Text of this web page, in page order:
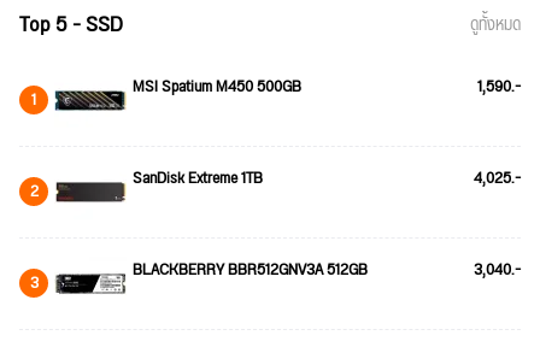
Top 5 - SSD ดูทั้งหมด
1 MSI Spatium M450 500GB 1,590.-
2 SanDisk Extreme 1TB 4,025.-
3 BLACKBERRY BBR512GNV3A 512GB 3,040.-